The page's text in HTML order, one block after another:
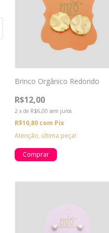
Brinco Orgânico Redondo
R$12,00
2 xde R$6,00 sem juros
R$10,80 com Pix
Atenção, última peça!